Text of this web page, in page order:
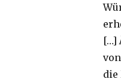
[…]
die